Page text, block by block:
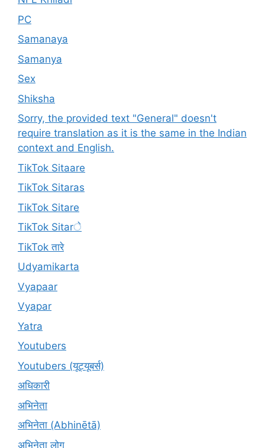
PC
Samanaya
Samanya
Sex
Shiksha
Sorry, the provided text "General" doesn't
require translation as it is the same in the Indian
context and English.
TikTok Sitaare
TikTok Sitaras
TikTok Sitare
TikTok Sitarे
TikTok तारे
Udyamikarta
Vyapaar
Vyapar
Yatra
Youtubers
Youtubers (यूट्यूबर्स)
अधिकारी
अभिनेता
अभिनेता (Abhinētā)
अभिनेता लोग